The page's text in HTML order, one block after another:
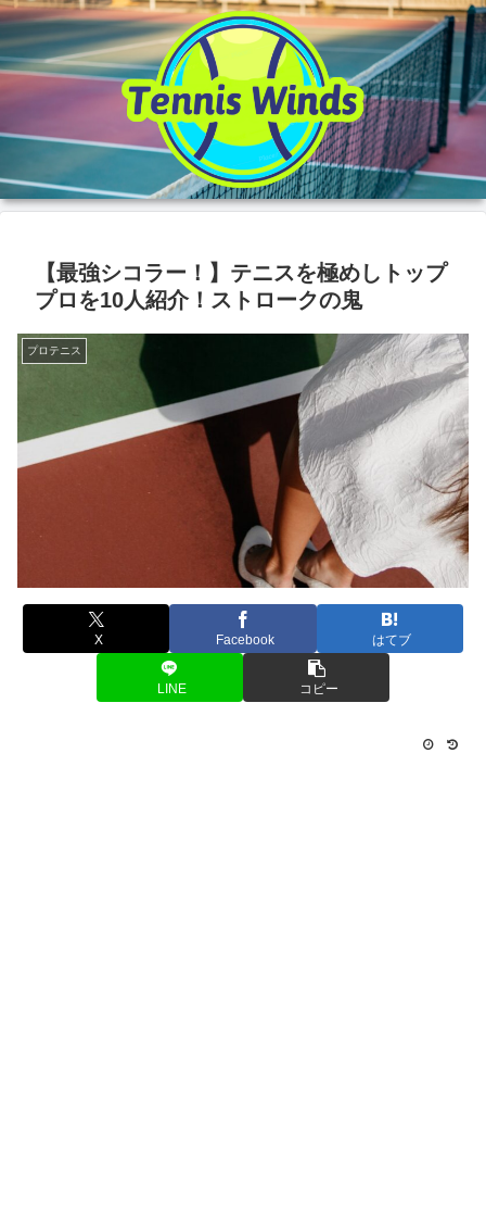
【最強シコラー！】テニスを極めしトップ
プロを10人紹介！ストロークの鬼
プロテニス
X Facebook はてブ
LINE コピー